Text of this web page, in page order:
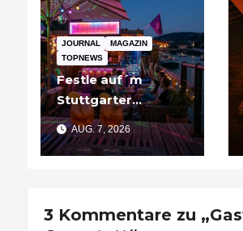
JOURNAL
MAGAZIN
TOPNEWS
Festle auf´m
Stuttgarter
Partyschiff: „Tier
am Pier“
AUG. 7, 2026
3 Kommentare zu